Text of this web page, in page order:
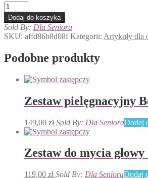
ilość
Wózek
inwalidzki
ręczny
stalowy
44
Dodaj do koszyka
Sold By: Dla Seniora
SKU: affd86b8d08f Kategorii: Artykuły dla
Podobne produkty
Zestaw pielęgnacyjny
149,00 zł Sold By: Dla SenioraDodaj
Zestaw do mycia
119,00 zł Sold By: Dla SenioraDodaj